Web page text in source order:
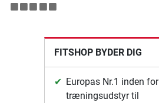
FITSHOP BYDER DIG
Europas Nr.1 inden for
træningsudstyr til